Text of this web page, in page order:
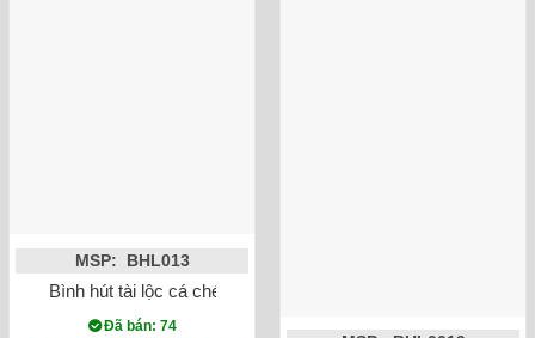
MSP: BHL013
Bình hút tài lộc cá chép hóa rồng vượt vũ môn vẽ vàng
Đã bán: 74